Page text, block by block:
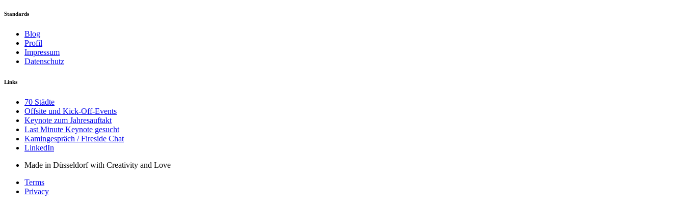
Standards
Blog
Profil
Impressum
Datenschutz
Links
70 Städte
Offsite und Kick-Off-Events
Keynote zum Jahresauftakt
Last Minute Keynote gesucht
Kamingespräch / Fireside Chat
LinkedIn
Made in Düsseldorf with Creativity and Love
Terms
Privacy